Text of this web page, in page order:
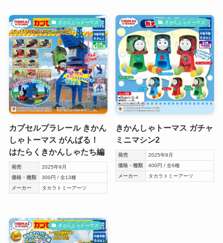
きかんしゃトーマス
カプセルプラレール きかん
しゃトーマス がんばる！
はたらくきかんしゃたち編
発売
2025年9月
価格・種類
300円 / 全13種
メーカー
タカラトミーアーツ
きかんしゃトーマス
きかんしゃトーマス ガチャ
ミニマシン2
発売
2025年8月
価格・種類
400円 / 全6種
メーカー
タカラトミーアーツ
きかんしゃトーマス